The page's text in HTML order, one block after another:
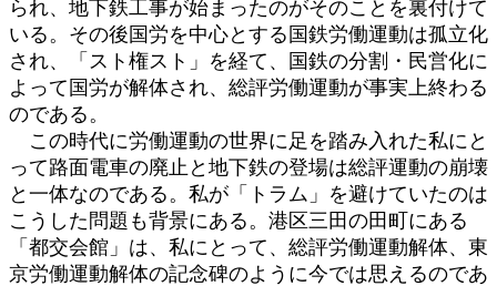
られ、地下鉄工事が始まったのがそのことを裏付けて
いる。その後国労を中心とする国鉄労働運動は孤立化
され、「スト権スト」を経て、国鉄の分割・民営化に
よって国労が解体され、総評労働運動が事実上終わる
のである。
この時代に労働運動の世界に足を踏み入れた私にと
って路面電車の廃止と地下鉄の登場は総評運動の崩壊
と一体なのである。私が「トラム」を避けていたのは
こうした問題も背景にある。港区三田の田町にある
「都交会館」は、私にとって、総評労働運動解体、東
京労働運動解体の記念碑のように今では思えるのであ